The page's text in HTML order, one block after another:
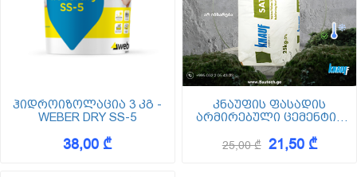
ჰიდროიზოლაცია 3 კგ -
WEBER DRY SS-5
38,00 ₾
კნაუფის ფასადის
არმირებული ცემენტის
25კგ (სატენცემენტი)
25,00 ₾ 21,50 ₾